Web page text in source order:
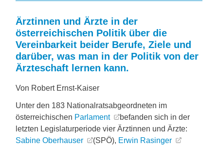
Ärztinnen und Ärzte in der
österreichischen Politik über die
Vereinbarkeit beider Berufe, Ziele und
darüber, was man in der Politik von der
Ärzteschaft lernen kann.
Von Robert Ernst-Kaiser
Unter den 183 Nationalratsabgeordneten im
österreichischen Parlament
befanden sich in der
letzten Legislaturperiode vier Ärztinnen und Ärzte:
Sabine Oberhauser
(SPÖ), Erwin Rasinger